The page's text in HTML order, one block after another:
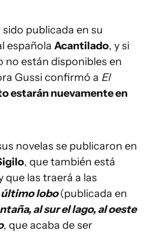
publicada en su
española Acantilado, y si
no están disponibles en
Gussi confirmó a El
estarán nuevamente en
novelas se publicaron en
, que también está
que las traerá a las
último lobo(publicada en
al sur el lago, al oeste
, que acaba de ser